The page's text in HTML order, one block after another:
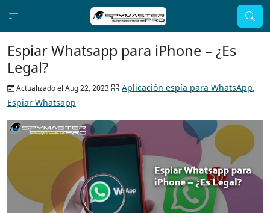
Espiar Whatsapp para iPhone – ¿Es
Legal?
Actualizado el Aug 22, 2023 Aplicación espía para WhatsApp,
Espiar Whatsapp